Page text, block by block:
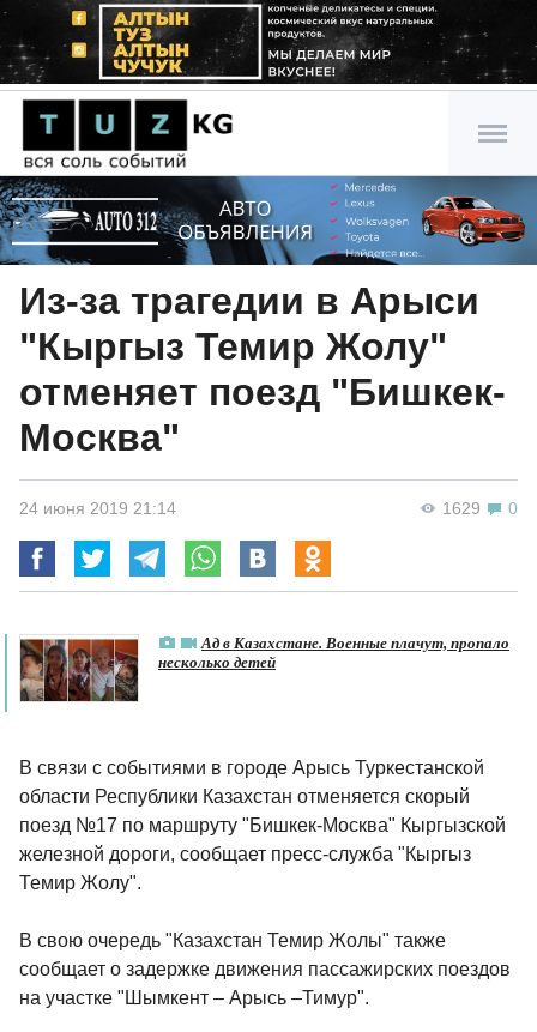
Из-за трагедии в Арыси
"Кыргыз Темир Жолу"
отменяет поезд "Бишкек-
Москва"
1629 0
24 июня 2019 21:14
Ад в Казахстане. Военные плачут, пропало
несколько детей
В связи с событиями в городе Арысь Туркестанской
области Республики Казахстан отменяется скорый
поезд №17 по маршруту "Бишкек-Москва" Кыргызской
железной дороги, сообщает пресс-служба "Кыргыз
Темир Жолу".
В свою очередь "Казахстан Темир Жолы" также
сообщает о задержке движения пассажирских поездов
на участке "Шымкент – Арысь –Тимур".